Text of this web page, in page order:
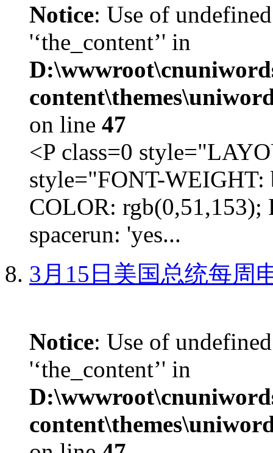
Notice: Use of
'‘the_content’' in
on line 47
<P class=0
style="FONT-
COLOR:
spacerun: 'yes...
3月15日美国总统每周
Notice: Use of
'‘the_content’' in